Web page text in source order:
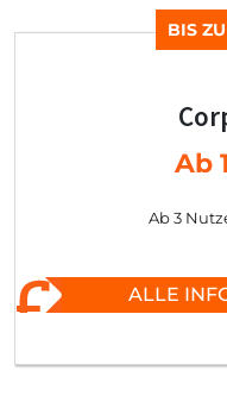
BIS
Ab
Ab 3
ALLE